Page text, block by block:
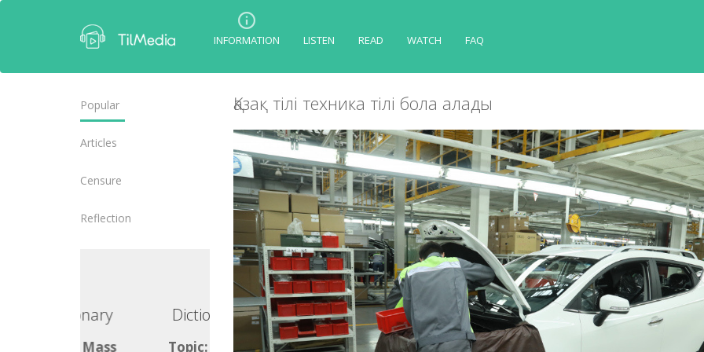
INFORMATION LISTEN READ WATCH FAQ
Popular
Articles
Censure
Reflection
Dictionary
Topic: Mass
Қазақ тілі техника тілі бола алады